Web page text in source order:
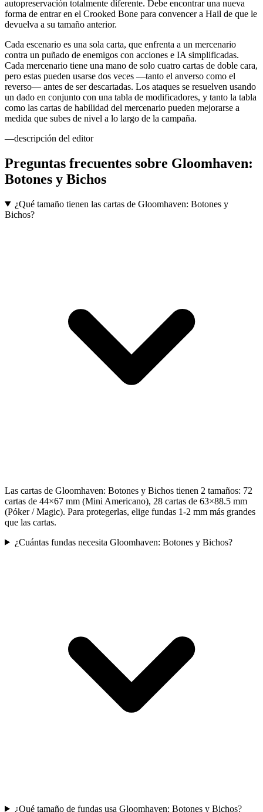
autopreservación totalmente diferente. Debe encontrar una nueva
forma de entrar en el Crooked Bone para convencer a Hail de que le
devuelva a su tamaño anterior.
Cada escenario es una sola carta, que enfrenta a un mercenario
contra un puñado de enemigos con acciones e IA simplificadas.
Cada mercenario tiene una mano de solo cuatro cartas de doble cara,
pero estas pueden usarse dos veces —tanto el anverso como el
reverso— antes de ser descartadas. Los ataques se resuelven usando
un dado en conjunto con una tabla de modificadores, y tanto la tabla
como las cartas de habilidad del mercenario pueden mejorarse a
medida que subes de nivel a lo largo de la campaña.
—descripción del editor
Preguntas frecuentes sobre Gloomhaven:
Botones y Bichos
¿Qué tamaño tienen las cartas de Gloomhaven: Botones y
Bichos?
Las cartas de Gloomhaven: Botones y Bichos tienen 2 tamaños: 72
cartas de 44×67 mm (Mini Americano), 28 cartas de 63×88.5 mm
(Póker / Magic). Para protegerlas, elige fundas 1-2 mm más grandes
que las cartas.
¿Cuántas fundas necesita Gloomhaven: Botones y Bichos?
¿Qué tamaño de fundas usa Gloomhaven: Botones y Bichos?